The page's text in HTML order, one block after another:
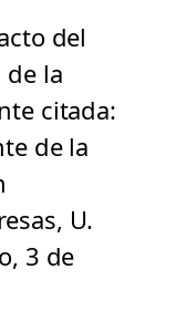
del
la
citada:
de la
U.
3 de